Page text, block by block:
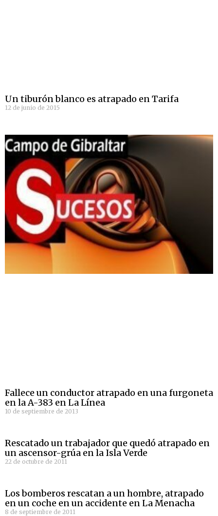
Un tiburón blanco es atrapado en Tarifa
12 de junio de 2015
Fallece un conductor atrapado en una furgoneta
en la A-383 en La Línea
10 de septiembre de 2013
Rescatado un trabajador que quedó atrapado en
un ascensor-grúa en la Isla Verde
22 de octubre de 2011
Los bomberos rescatan a un hombre, atrapado
en un coche en un accidente en La Menacha
8 de septiembre de 2011